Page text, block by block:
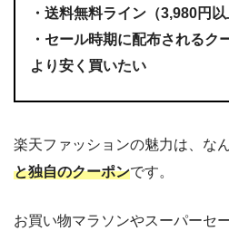
・ 送料無料ライン（3,980円
・セール時期に配布されるク
より安く買いたい
楽天ファッションの魅力は、な
と独自のクーポンです。
お買い物マラソンやスーパーセ